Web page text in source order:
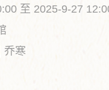
至 2025-9-27
乔寒